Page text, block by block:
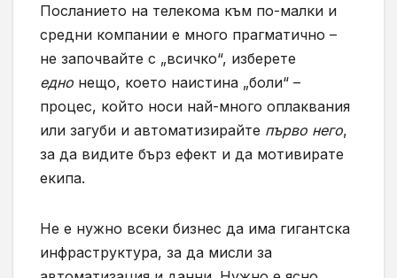
Посланието на телекома към по-малки и
средни компании е много прагматично –
не започвайте с „всичко“, изберете
едно нещо, което наистина „боли“ –
процес, който носи най-много оплаквания
или загуби и автоматизирайте първо него,
за да видите бърз ефект и да мотивирате
екипа.
Не е нужно всеки бизнес да има гигантска
инфраструктура, за да мисли за